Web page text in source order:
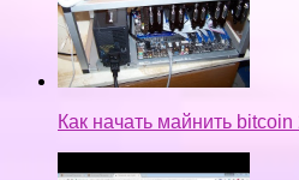
Как начать майнить